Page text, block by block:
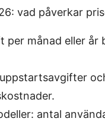
vad påverkar
per månad eller år
antal